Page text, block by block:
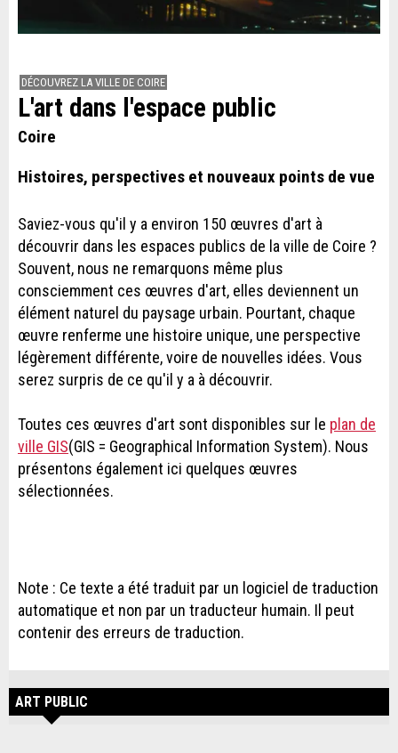
DÉCOUVREZ LA VILLE DE COIRE
L'art dans l'espace public
Coire
Histoires, perspectives et nouveaux points de vue
Saviez-vous qu'il y a environ 150 œuvres d'art à
découvrir dans les espaces publics de la ville de Coire ?
Souvent, nous ne remarquons même plus
consciemment ces œuvres d'art, elles deviennent un
élément naturel du paysage urbain. Pourtant, chaque
œuvre renferme une histoire unique, une perspective
légèrement différente, voire de nouvelles idées. Vous
serez surpris de ce qu'il y a à découvrir.
Toutes ces œuvres d'art sont disponibles sur le plan de
ville GIS(GIS = Geographical Information System). Nous
présentons également ici quelques œuvres
sélectionnées.
Note : Ce texte a été traduit par un logiciel de traduction
automatique et non par un traducteur humain. Il peut
contenir des erreurs de traduction.
ART PUBLIC